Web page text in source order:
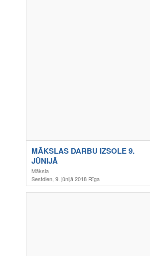
MĀKSLAS DARBU IZSOLE 9.
JŪNIJĀ
Māksla
Sestdien, 9. jūnijā 2018 Rīga